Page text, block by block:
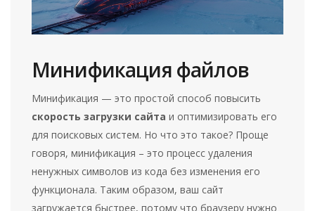
Минификация файлов
Минификация — это простой способ повысить
скорость загрузки сайта и оптимизировать его
для поисковых систем. Но что это такое? Проще
говоря, минификация – это процесс удаления
ненужных символов из кода без изменения его
функционала. Таким образом, ваш сайт
загружается быстрее, потому что браузеру нужно